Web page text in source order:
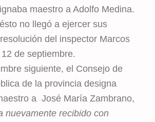
maestro a Adolfo Medina.
no llegó a ejercer sus
del inspector Marcos
de septiembre.
siguiente, el Consejo de
de la provincia designa
a José María Zambrano,
nuevamente recibido con